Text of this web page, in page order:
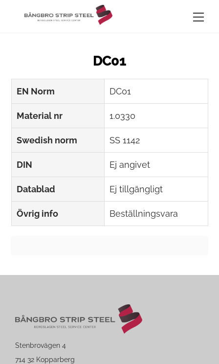
DC01
EN Norm DC01
Material nr 1.0330
Swedish norm SS 1142
DIN Ej angivet
Datablad Ej tillgängligt
Övrig info Beställningsvara
Stenbrovägen 4
714 32 Kopparberg